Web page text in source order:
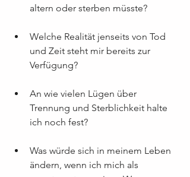
altern oder sterben müsste?
Welche Realität jenseits von Tod
und Zeit steht mir bereits zur
Verfügung?
An wie vielen Lügen über
Trennung und Sterblichkeit halte
ich noch fest?
Was würde sich in meinem Leben
ändern, wenn ich mich als